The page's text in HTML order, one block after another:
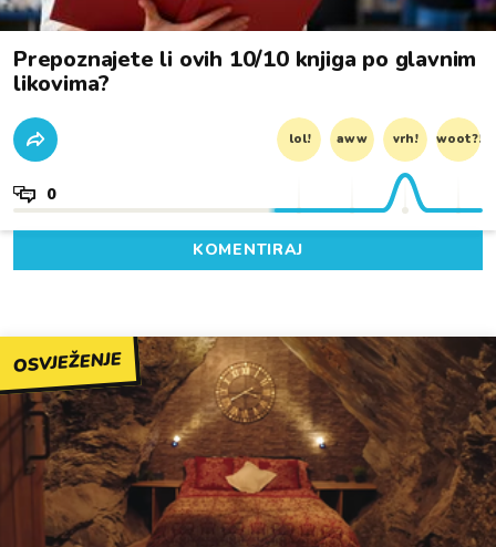
Prepoznajete li ovih 10/10 knjiga po glavnim
likovima?
lol! aww vrh! woot?!
0
KOMENTIRAJ
OSVJEŽENJE